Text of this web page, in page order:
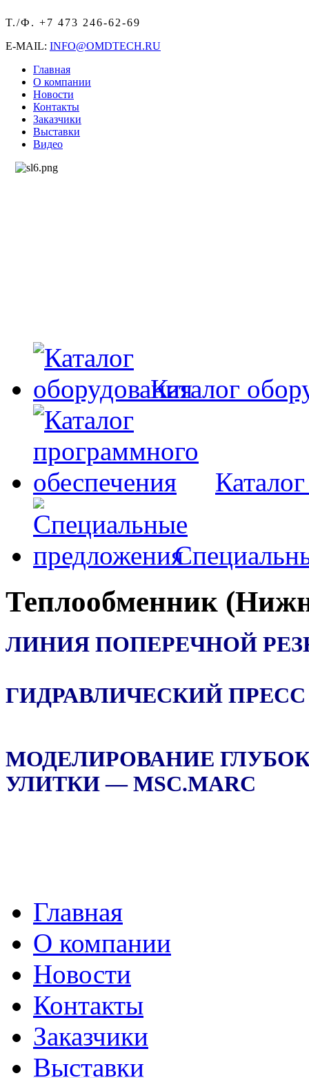
Т./Ф. +7 473 246-62-69
E-MAIL: INFO@OMDTECH.RU
Главная
O компании
Новости
Контакты
Заказчики
Выставки
Видео
Каталог
Теплообменник
ЛИНИЯ ПОПЕРЕЧНОЙ
ГИДРАВЛИЧЕСКИЙ ПРЕСС
МОДЕЛИРОВАНИЕ
УЛИТКИ — MSC.MARC
Главная
O компании
Новости
Контакты
Заказчики
Выставки